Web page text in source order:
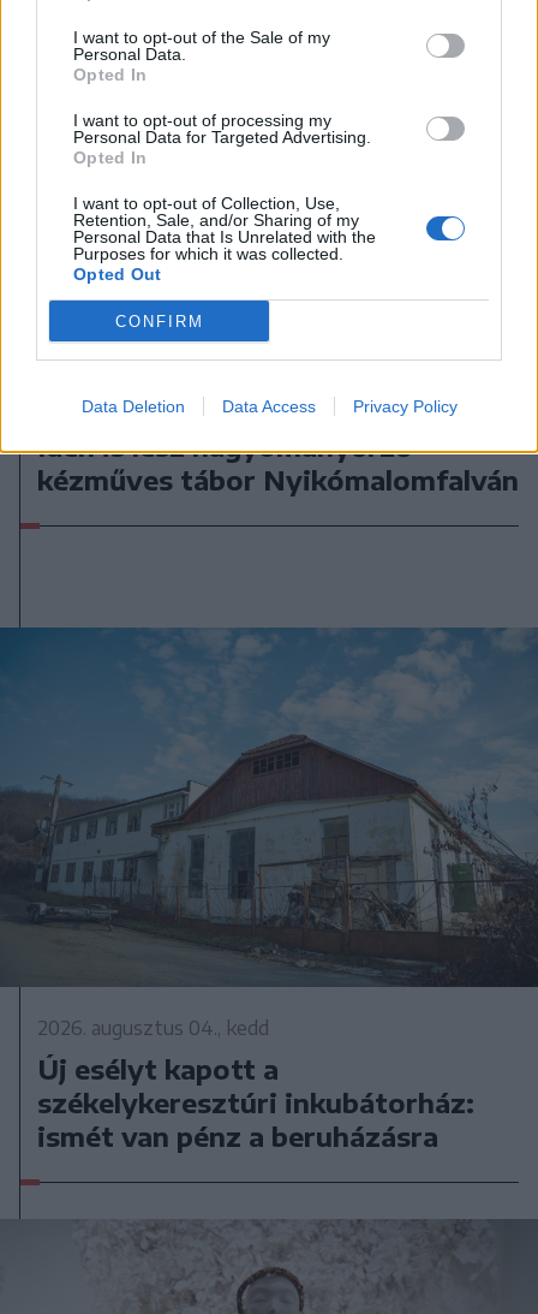
I want to opt-out of the Sale of my
Personal Data.
Opted In
I want to opt-out of processing my
Personal Data for Targeted Advertising.
Opted In
I want to opt-out of Collection, Use,
Retention, Sale, and/or Sharing of my
Personal Data that Is Unrelated with the
Purposes for which it was collected.
Opted Out
CONFIRM
Data Deletion Data Access Privacy Policy
2026. augusztus 05., szerda
Idén is lesz hagyományőrző
kézműves tábor Nyikómalomfalván
2026. augusztus 04., kedd
Új esélyt kapott a
székelykeresztúri inkubátorház:
ismét van pénz a beruházásra